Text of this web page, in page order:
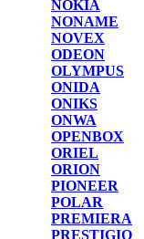
NOKIA
NONAME
NOVEX
ODEON
OLYMPUS
ONIDA
ONIKS
ONWA
OPENBOX
ORIEL
ORION
PIONEER
POLAR
PREMIERA
PRESTIGIO